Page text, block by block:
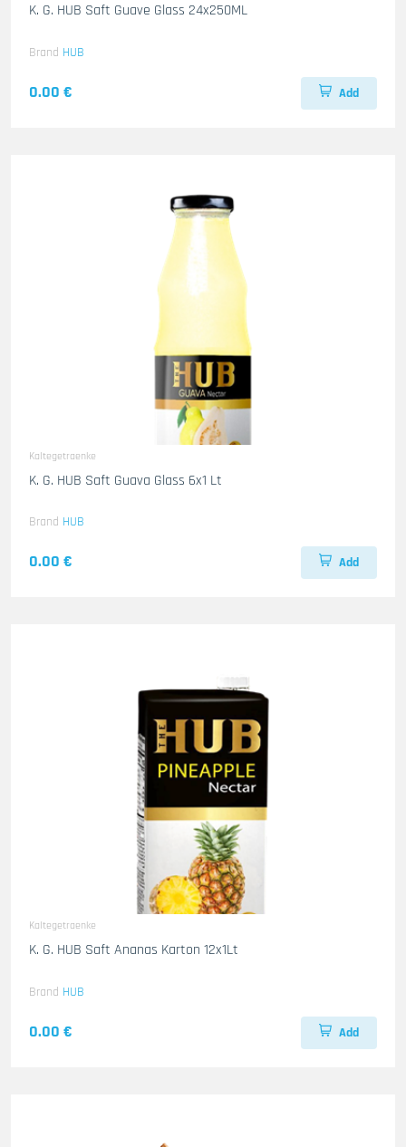
K. G. HUB Saft Guave Glass 24x250ML
Brand HUB
0.00 € Add
Kaltegetraenke
K. G. HUB Saft Guava Glass 6x1 Lt
Brand HUB
0.00 € Add
Kaltegetraenke
K. G. HUB Saft Ananas Karton 12x1Lt
Brand HUB
0.00 € Add